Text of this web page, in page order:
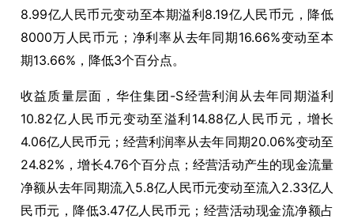
8.99亿人民币元变动至本期溢利8.19亿人民币元，降低
8000万人民币元；净利率从去年同期16.66%变动至本
期13.66%，降低3个百分点。
收益质量层面，华住集团-S经营利润从去年同期溢利
10.82亿人民币元变动至溢利14.88亿人民币元，增长
4.06亿人民币元；经营利润率从去年同期20.06%变动至
24.82%，增长4.76个百分点；经营活动产生的现金流量
净额从去年同期流入5.8亿人民币元变动至流入2.33亿人
民币元，降低3.47亿人民币元；经营活动现金流净额占